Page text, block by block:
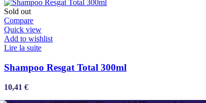
Sold out
Compare
Quick view
Add to wishlist
Lire la suite
Shampoo Resgat Total 300ml
10,41 €